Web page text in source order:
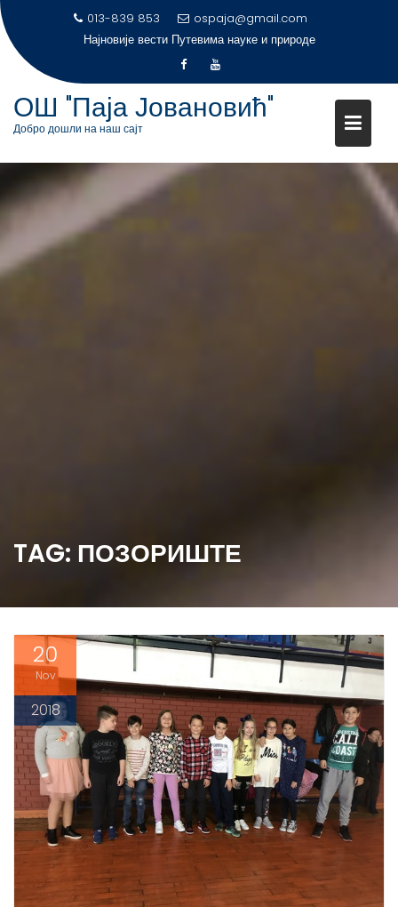
S
k
o
t
t
013-839 853
ospaja@gmail.com
Најновије вести Путевима науке и природе
ОШ "Паја Јовановић"
Добро дошли на наш сајт
TAG: ПОЗОРИШТЕ
20
Nov
2018